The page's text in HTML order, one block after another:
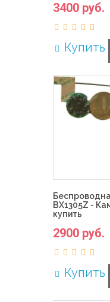
3400 руб.
Купить
BX1305Z -
купить
2900 руб.
Купить